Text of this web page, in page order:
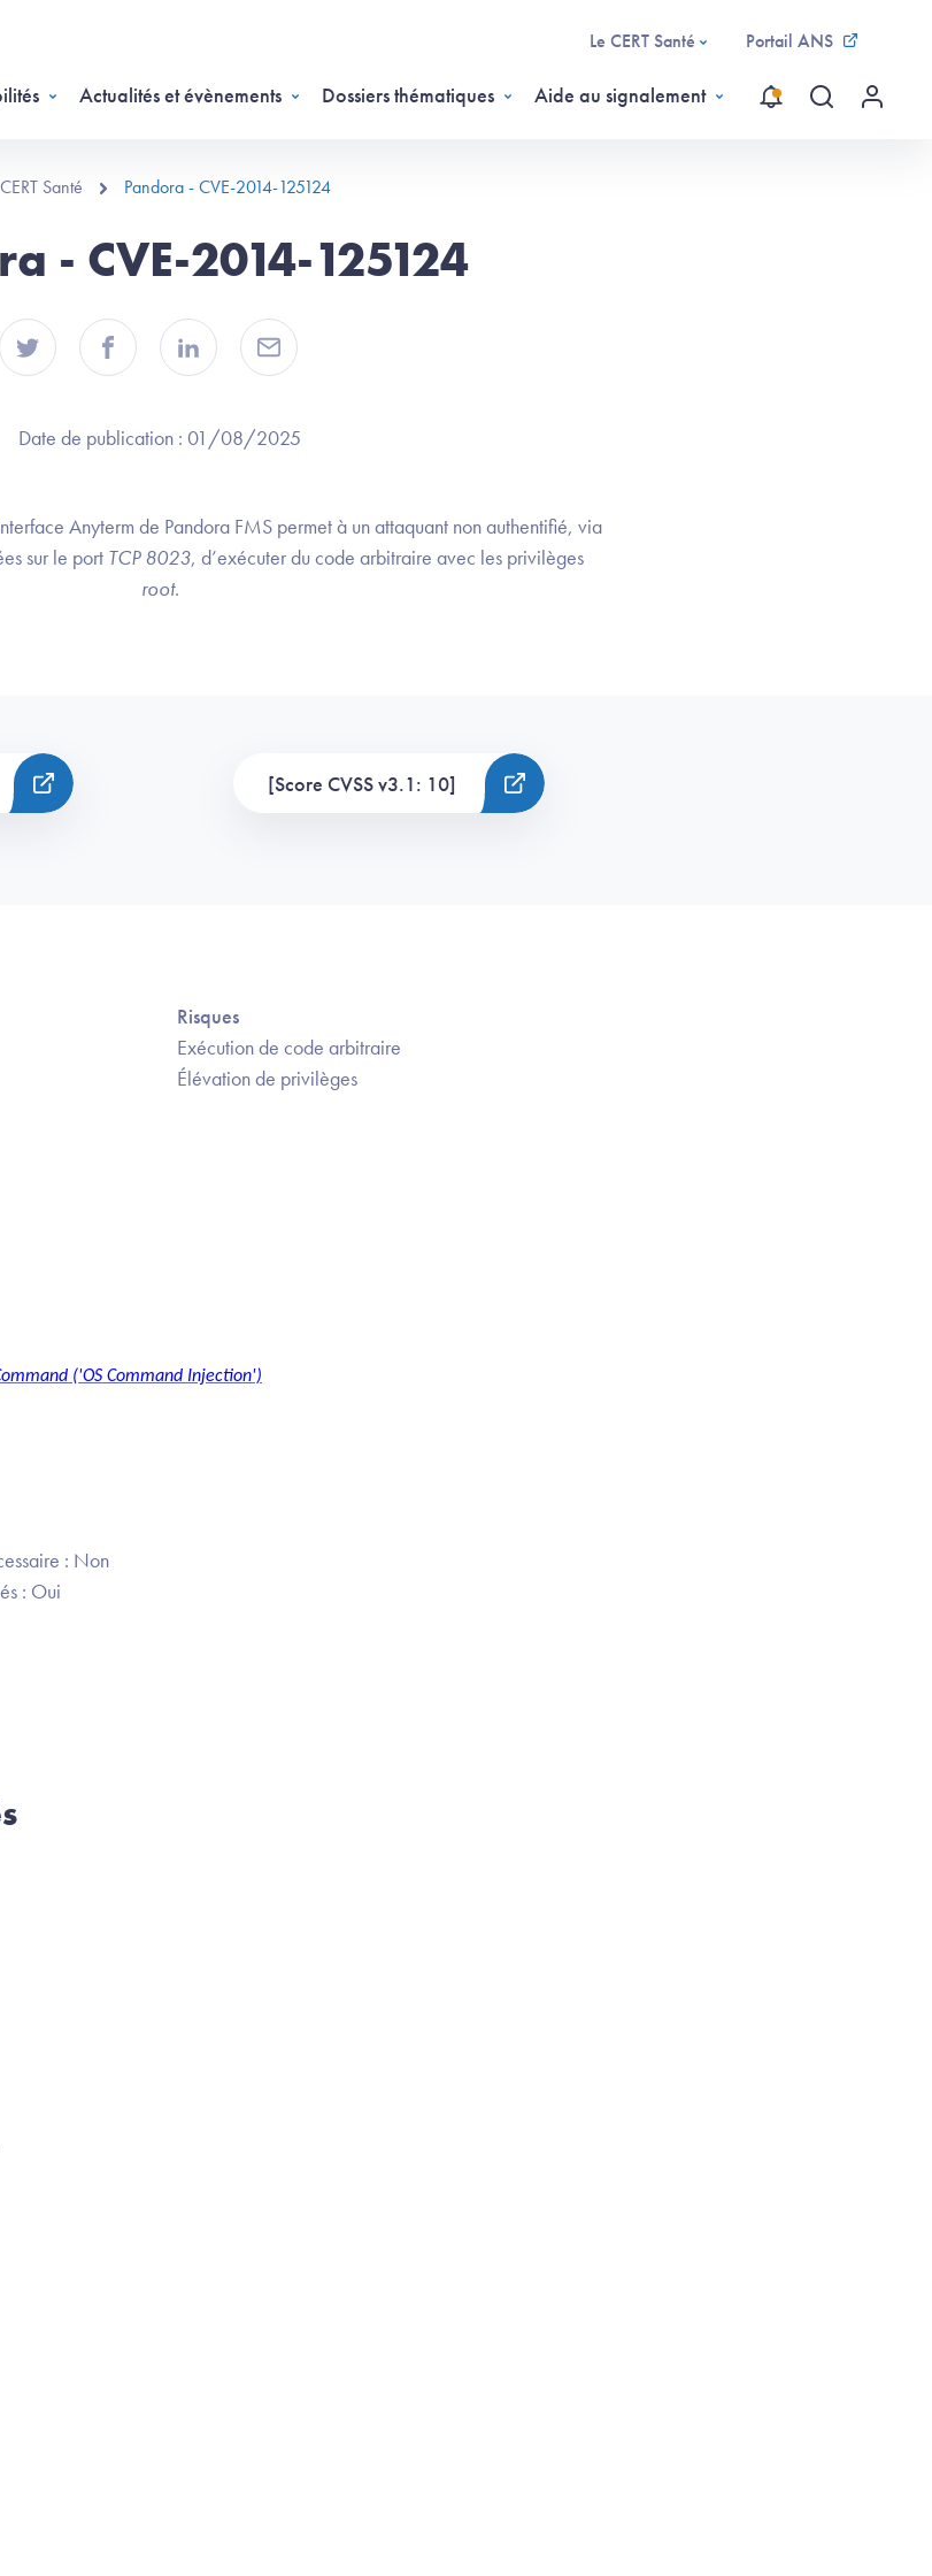
Le CERT Santé Portail ANS
Actualités et évènements Dossiers thématiques Aide au signalement
Recherche
Menu
Santé Pandora - CVE-2014-125124
- CVE-2014-125124
Date de publication : 01/08/2025
Anyterm de Pandora FMS permet à un attaquant non authentifié, via
sur le port TCP 8023, d’exécuter du code arbitraire avec les privilèges
root.
[Score CVSS v3.1: 10]
Risques
Exécution de code arbitraire
Élévation de privilèges
('OS Command Injection')
: Non
: Oui